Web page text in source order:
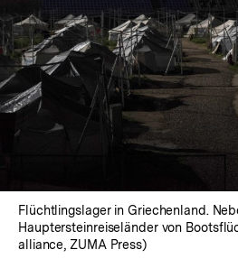
Flüchtlingslager in Griechenland.
Hauptersteinreiseländer von
alliance, ZUMA Press)